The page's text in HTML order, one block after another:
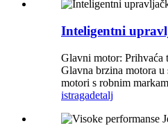
Inteligentni
Glavni motor: Prihvaća
Glavna brzina motora
motori s robnim
istragadetalj